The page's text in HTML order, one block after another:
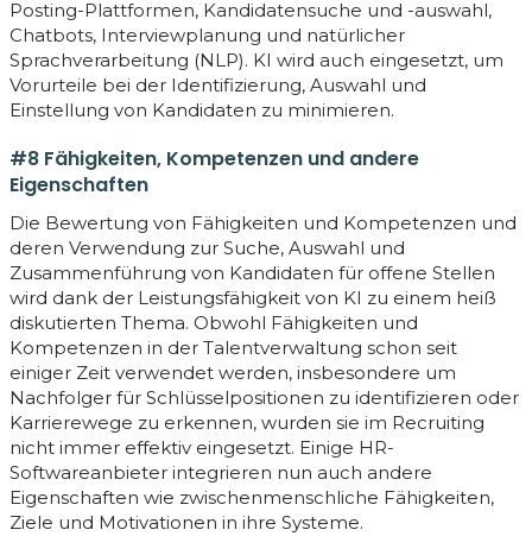
Posting-Plattformen, Kandidatensuche und -auswahl,
Chatbots, Interviewplanung und natürlicher
Sprachverarbeitung (NLP). KI wird auch eingesetzt, um
Vorurteile bei der Identifizierung, Auswahl und
Einstellung von Kandidaten zu minimieren.
#8 Fähigkeiten, Kompetenzen und andere
Eigenschaften
Die Bewertung von Fähigkeiten und Kompetenzen und
deren Verwendung zur Suche, Auswahl und
Zusammenführung von Kandidaten für offene Stellen
wird dank der Leistungsfähigkeit von KI zu einem heiß
diskutierten Thema. Obwohl Fähigkeiten und
Kompetenzen in der Talentverwaltung schon seit
einiger Zeit verwendet werden, insbesondere um
Nachfolger für Schlüsselpositionen zu identifizieren oder
Karrierewege zu erkennen, wurden sie im Recruiting
nicht immer effektiv eingesetzt. Einige HR-
Softwareanbieter integrieren nun auch andere
Eigenschaften wie zwischenmenschliche Fähigkeiten,
Ziele und Motivationen in ihre Systeme.